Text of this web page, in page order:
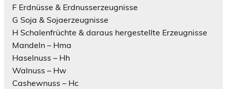
F Erdnüsse & Erdnusserzeugnisse
G Soja & Sojaerzeugnisse
H Schalenfrüchte & daraus hergestellte Erzeugnisse
Mandeln – Hma
Haselnuss – Hh
Walnuss – Hw
Cashewnuss – Hc